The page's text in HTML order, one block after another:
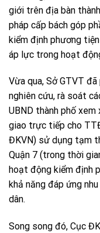
giới trên địa bàn
pháp cấp bách góp
kiểm định phương
áp lực trong hoạt
Vừa qua, Sở GTVT
nghiên cứu, rà soát
UBND thành phố
giao trực tiếp cho
ĐKVN) sử dụng tạm
Quận 7 (trong thời
hoạt động kiểm định
khả năng đáp ứng
dân.
Song song đó, Cục